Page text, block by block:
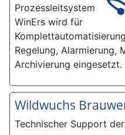
Prozessleitsystem
WinErs wird für
Regelung, Alarmierung,
Archivierung eingesetzt.
Wildwuchs
Technischer Support